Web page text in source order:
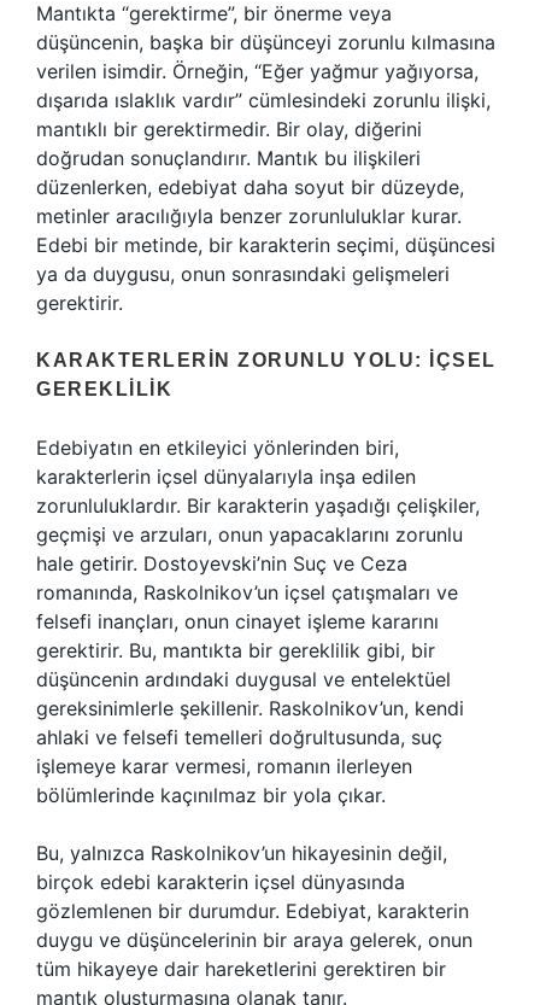
Mantıkta “gerektirme”, bir önerme veya
düşüncenin, başka bir düşünceyi zorunlu kılmasına
verilen isimdir. Örneğin, “Eğer yağmur yağıyorsa,
dışarıda ıslaklık vardır” cümlesindeki zorunlu ilişki,
mantıklı bir gerektirmedir. Bir olay, diğerini
doğrudan sonuçlandırır. Mantık bu ilişkileri
düzenlerken, edebiyat daha soyut bir düzeyde,
metinler aracılığıyla benzer zorunluluklar kurar.
Edebi bir metinde, bir karakterin seçimi, düşüncesi
ya da duygusu, onun sonrasındaki gelişmeleri
gerektirir.
KARAKTERLERIN ZORUNLU YOLU: İÇSEL
GEREKLILIK
Edebiyatın en etkileyici yönlerinden biri,
karakterlerin içsel dünyalarıyla inşa edilen
zorunluluklardır. Bir karakterin yaşadığı çelişkiler,
geçmişi ve arzuları, onun yapacaklarını zorunlu
hale getirir. Dostoyevski’nin Suç ve Ceza
romanında, Raskolnikov’un içsel çatışmaları ve
felsefi inançları, onun cinayet işleme kararını
gerektirir. Bu, mantıkta bir gereklilik gibi, bir
düşüncenin ardındaki duygusal ve entelektüel
gereksinimlerle şekillenir. Raskolnikov’un, kendi
ahlaki ve felsefi temelleri doğrultusunda, suç
işlemeye karar vermesi, romanın ilerleyen
bölümlerinde kaçınılmaz bir yola çıkar.
Bu, yalnızca Raskolnikov’un hikayesinin değil,
birçok edebi karakterin içsel dünyasında
gözlemlenen bir durumdur. Edebiyat, karakterin
duygu ve düşüncelerinin bir araya gelerek, onun
tüm hikayeye dair hareketlerini gerektiren bir
mantık oluşturmasına olanak tanır.